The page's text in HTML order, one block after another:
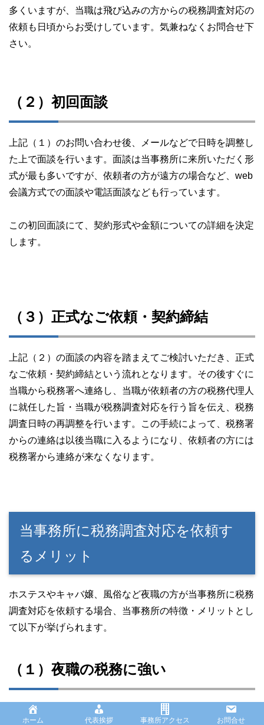
多くいますが、当職は飛び込みの方からの税務調査対応の
依頼も日頃からお受けしています。気兼ねなくお問合せ下
さい。
（２）初回面談
上記（１）のお問い合わせ後、メールなどで日時を調整し
た上で面談を行います。面談は当事務所に来所いただく形
式が最も多いですが、依頼者の方が遠方の場合など、web
会議方式での面談や電話面談なども行っています。
この初回面談にて、契約形式や金額についての詳細を決定
します。
（３）正式なご依頼・契約締結
上記（２）の面談の内容を踏まえてご検討いただき、正式
なご依頼・契約締結という流れとなります。その後すぐに
当職から税務署へ連絡し、当職が依頼者の方の税務代理人
に就任した旨・当職が税務調査対応を行う旨を伝え、税務
調査日時の再調整を行います。この手続によって、税務署
からの連絡は以後当職に入るようになり、依頼者の方には
税務署から連絡が来なくなります。
当事務所に税務調査対応を依頼す
るメリット
ホステスやキャバ嬢、風俗など夜職の方が当事務所に税務
調査対応を依頼する場合、当事務所の特徴・メリットとし
て以下が挙げられます。
（１）夜職の税務に強い
税理士事務所というと、依頼者は基本的に小売業やサービ
ホーム 代表挨拶 事務所アクセス お問合せ